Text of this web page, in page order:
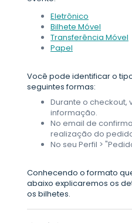
Eletrônico
Bilhete Móvel
Transferência Móvel
Papel
Você pode identificar o
seguintes formas:
Durante o checkout,
informação.
No email de
realização do
No seu Perfil >
Conhecendo o formato
abaixo explicaremos os
os bilhetes.